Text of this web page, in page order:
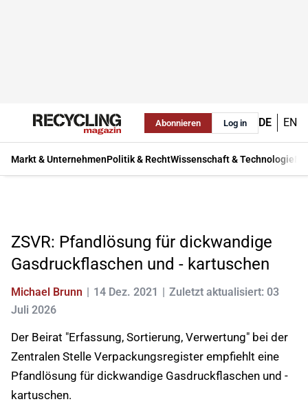
Abonnieren Log in DE EN
Markt & UnternehmenPolitik & RechtWissenschaft & Technologie
ZSVR: Pfandlösung für dickwandige
Gasdruckflaschen und - kartuschen
Michael Brunn 14 Dez. 2021
Zuletzt aktualisiert: 03
Juli 2026
Der Beirat "Erfassung, Sortierung, Verwertung" bei der
Zentralen Stelle Verpackungsregister empfiehlt eine
Pfandlösung für dickwandige Gasdruckflaschen und -
kartuschen.